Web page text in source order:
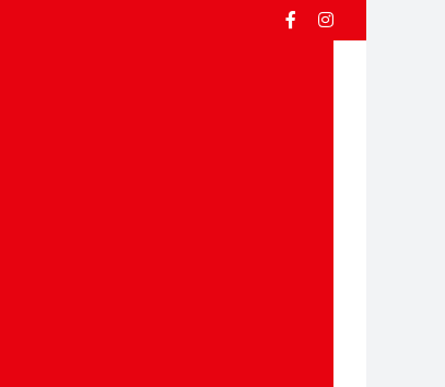
FacebookInstagram